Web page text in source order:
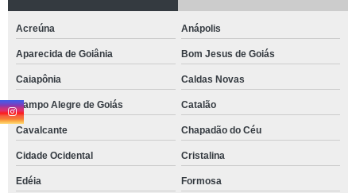
Acreúna Anápolis
Aparecida de Goiânia Bom Jesus de Goiás
Caiapônia Caldas Novas
Campo Alegre de Goiás Catalão
Cavalcante Chapadão do Céu
Cidade Ocidental Cristalina
Edéia Formosa